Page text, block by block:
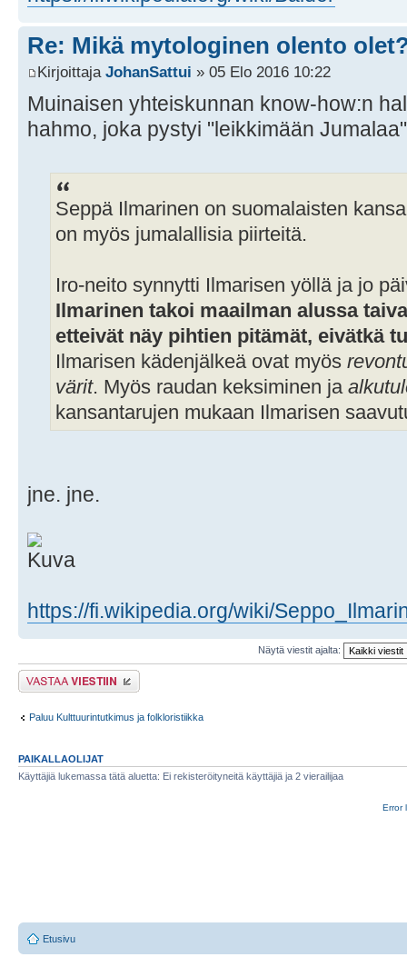
Re: Mikä mytologinen olento
Kirjoittaja JohanSattui » 05 Elo 2016 10:22
Muinaisen yhteiskunnan know-how:n
hahmo, joka pystyi "leikkimään
Seppä Ilmarinen on suomalaisten
on myös jumalallisia piirteitä.
Iro-neito synnytti Ilmarisen yöllä ja jo
Ilmarinen takoi maailman alussa
etteivät näy pihtien pitämät, eivätkä
Ilmarisen kädenjälkeä ovat myös
värit. Myös raudan keksiminen ja
kansantarujen mukaan Ilmarisen
jne. jne.
https://fi.wikipedia.org/wiki/
Näytä viestit ajalta:
Lähetä vastaus
Paluu Kulttuurintutkimus ja folkloristiikka
PAIKALLAOLIJAT
Käyttäjiä lukemassa tätä aluetta: Ei rekisteröityneitä käyttäjiä ja 2 vierailijaa
Error
Etusivu